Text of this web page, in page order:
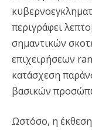
περιγράφει
σημαντικών
επιχειρήσεων
κατάσχεση
βασικών
Ωστόσο, η έκθεση